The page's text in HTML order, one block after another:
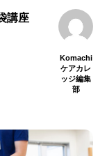
講座
Komachi
ケアカレ
ッジ編集
部